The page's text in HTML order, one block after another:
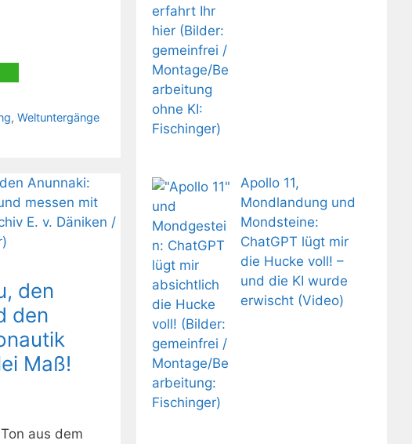
, Weltuntergänge
den
den
Maß!
aus dem
Apollo 11,
Mondlandung und
Mondsteine:
ChatGPT lügt mir
die Hucke voll! –
und die KI wurde
erwischt (Video)